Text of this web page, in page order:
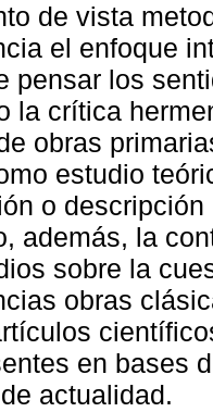
de vista
el enfoque
pensar los
la crítica
obras
estudio
o
además, la
sobre la
obras
en bases
actualidad.